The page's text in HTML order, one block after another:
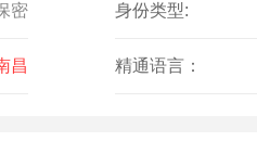
密 身份类型:
昌 精通语言：